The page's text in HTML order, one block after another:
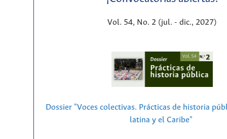
Vol. 54, No. 2 (jul. - dic., 2027)
Dossier "Voces colectivas. Prácticas de historia
latina y el Caribe"